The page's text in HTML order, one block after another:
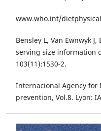
www.who.int/
Bensley L, Van Ewnwyk
serving size information
103(11):1530-2.
Internacional Agency for
prevention, Vol.8. Lyon: